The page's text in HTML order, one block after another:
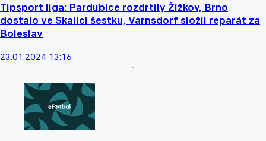
Tipsport liga: Pardubice rozdrtily Žižkov, Brno
dostalo ve Skalici šestku, Varnsdorf složil reparát za
Boleslav
23.01.2024 13:16